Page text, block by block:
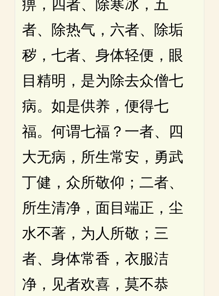
痹，四者、除寒冰，五
者、除热气，六者、除垢
秽，七者、身体轻便，眼
目精明，是为除去众僧七
病。如是供养，便得七
福。何谓七福？一者、四
大无病，所生常安，勇武
丁健，众所敬仰；二者、
所生清净，面目端正，尘
水不著，为人所敬；三
者、身体常香，衣服洁
净，见者欢喜，莫不恭